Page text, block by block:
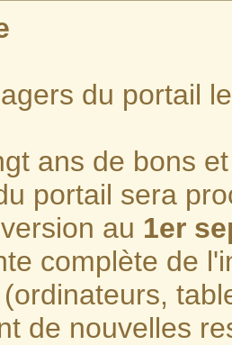
du portail
ans de bons
portail sera
au 1er
complète de
de nouvelles